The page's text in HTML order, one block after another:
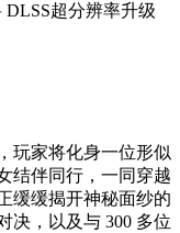
超分辨率升级
玩家将化身一位形似
结伴同行，一同穿越
缓缓揭开神秘面纱的
决，以及与 300 多位